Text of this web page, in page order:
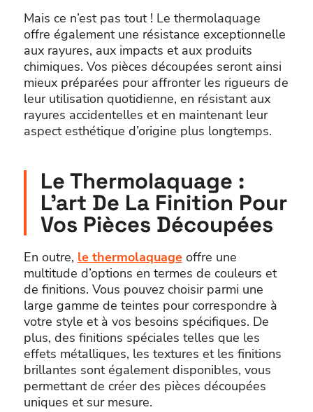
Mais ce n’est pas tout ! Le thermolaquage
offre également une résistance exceptionnelle
aux rayures, aux impacts et aux produits
chimiques. Vos pièces découpées seront ainsi
mieux préparées pour affronter les rigueurs de
leur utilisation quotidienne, en résistant aux
rayures accidentelles et en maintenant leur
aspect esthétique d’origine plus longtemps.
Le Thermolaquage :
L’art De La Finition Pour
Vos Pièces Découpées
En outre, le thermolaquageoffre une
multitude d’options en termes de couleurs et
de finitions. Vous pouvez choisir parmi une
large gamme de teintes pour correspondre à
votre style et à vos besoins spécifiques. De
plus, des finitions spéciales telles que les
effets métalliques, les textures et les finitions
brillantes sont également disponibles, vous
permettant de créer des pièces découpées
uniques et sur mesure.